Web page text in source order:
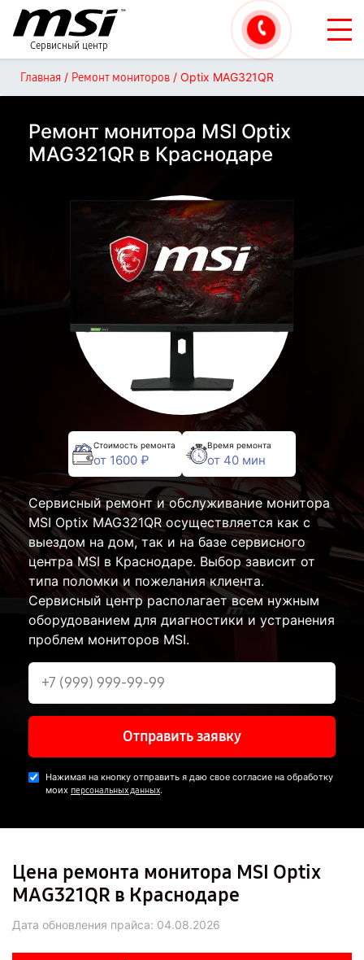
Сервисный центр
Главная / Ремонт мониторов / Optix MAG321QR
Ремонт монитора MSI Optix
MAG321QR в Краснодаре
Стоимость ремонта
от 1600 ₽
Время ремонта
от 40 мин
Сервисный ремонт и обслуживание монитора
MSI Optix MAG321QR осуществляется как с
выездом на дом, так и на базе сервисного
центра MSI в Краснодаре. Выбор зависит от
типа поломки и пожелания клиента.
Сервисный центр располагает всем нужным
оборудованием для диагностики и устранения
проблем мониторов MSI.
Отправить заявку
Нажимая на кнопку отправить я даю свое согласие на обработку
моих персональных данных.
Цена ремонта монитора MSI Optix
MAG321QR в Краснодаре
Дата обновления прайса: 04.08.2026